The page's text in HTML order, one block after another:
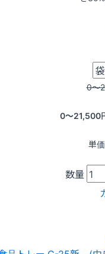
0〜
0〜21,500
単価
数量